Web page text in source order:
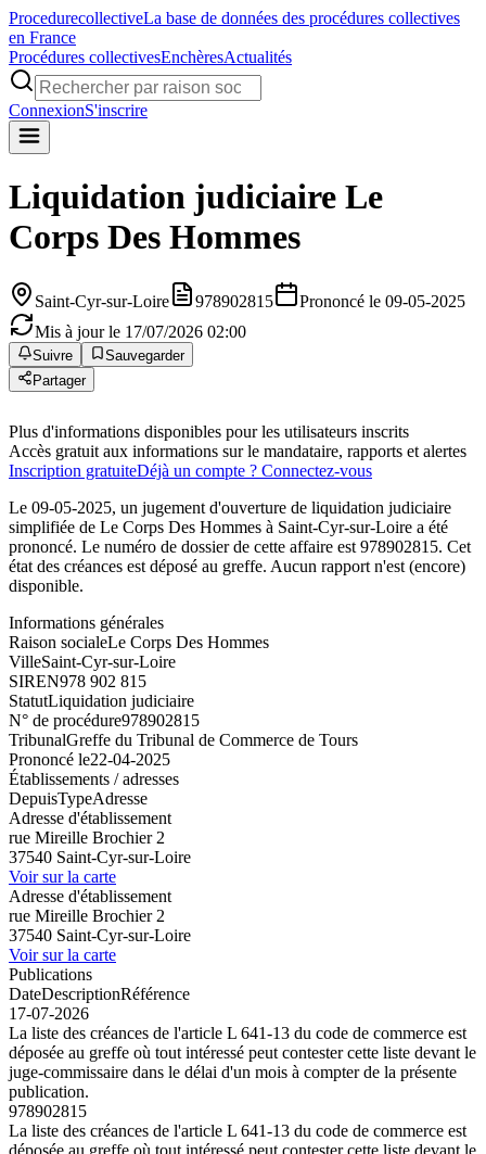
ProcedurecollectiveLa base de données des procédures collectives
en France
Procédures collectivesEnchèresActualités
ConnexionS'inscrire
Liquidation judiciaire Le
Corps Des Hommes
Saint-Cyr-sur-Loire 978902815
Prononcé le 09-05-2025
Mis à jour le 17/07/2026 02:00
Suivre
Sauvegarder
Partager
Plus d'informations disponibles pour les utilisateurs inscrits
Accès gratuit aux informations sur le mandataire, rapports et alertes
Inscription gratuiteDéjà un compte ? Connectez-vous
Le 09-05-2025, un jugement d'ouverture de liquidation judiciaire
simplifiée de Le Corps Des Hommes à Saint-Cyr-sur-Loire a été
prononcé. Le numéro de dossier de cette affaire est 978902815. Cet
état des créances est déposé au greffe. Aucun rapport n'est (encore)
disponible.
Informations générales
Raison socialeLe Corps Des Hommes
VilleSaint-Cyr-sur-Loire
SIREN978 902 815
StatutLiquidation judiciaire
N° de procédure978902815
TribunalGreffe du Tribunal de Commerce de Tours
Prononcé le22-04-2025
Établissements / adresses
DepuisTypeAdresse
Adresse d'établissement
rue Mireille Brochier 2
37540 Saint-Cyr-sur-Loire
Voir sur la carte
Adresse d'établissement
rue Mireille Brochier 2
37540 Saint-Cyr-sur-Loire
Voir sur la carte
Publications
DateDescriptionRéférence
17-07-2026
La liste des créances de l'article L 641-13 du code de commerce est
déposée au greffe où tout intéressé peut contester cette liste devant le
juge-commissaire dans le délai d'un mois à compter de la présente
publication.
978902815
La liste des créances de l'article L 641-13 du code de commerce est
déposée au greffe où tout intéressé peut contester cette liste devant le